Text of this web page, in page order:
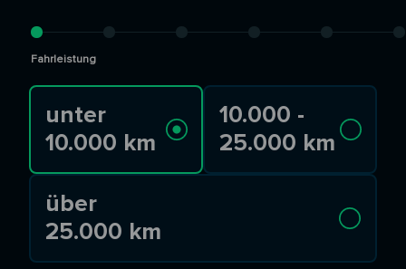
Fahrleistung
unter
10.000 km
10.000 -
25.000 km
über
25.000 km